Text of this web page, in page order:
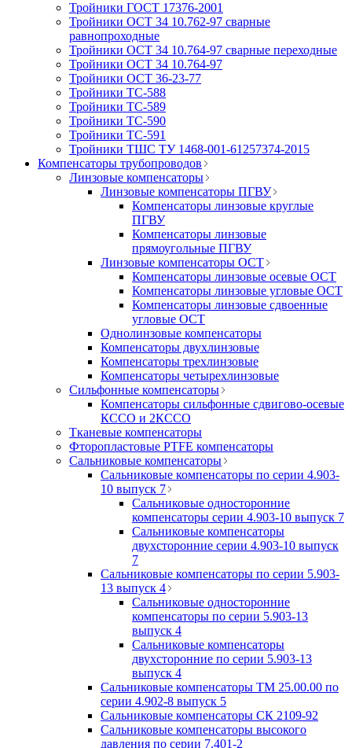
Тройники ГОСТ 17376-2001
Тройники ОСТ 34 10.762-97 сварные
равнопроходные
Тройники ОСТ 34 10.764-97 сварные переходные
Тройники ОСТ 34 10.764-97
Тройники ОСТ 36-23-77
Тройники ТС-588
Тройники ТС-589
Тройники ТС-590
Тройники ТС-591
Тройники ТШС ТУ 1468-001-61257374-2015
Компенсаторы трубопроводов
Линзовые компенсаторы
Линзовые компенсаторы ПГВУ
Компенсаторы линзовые круглые
ПГВУ
Компенсаторы линзовые
прямоугольные ПГВУ
Линзовые компенсаторы ОСТ
Компенсаторы линзовые осевые ОСТ
Компенсаторы линзовые угловые ОСТ
Компенсаторы линзовые сдвоенные
угловые ОСТ
Однолинзовые компенсаторы
Компенсаторы двухлинзовые
Компенсаторы трехлинзовые
Компенсаторы четырехлинзовые
Сильфонные компенсаторы
Компенсаторы сильфонные сдвигово-осевые
КССО и 2КССО
Тканевые компенсаторы
Фторопластовые PTFE компенсаторы
Сальниковые компенсаторы
Сальниковые компенсаторы по серии 4.903-
10 выпуск 7
Сальниковые односторонние
компенсаторы серии 4.903-10 выпуск 7
Сальниковые компенсаторы
двухсторонние серии 4.903-10 выпуск
7
Сальниковые компенсаторы по серии 5.903-
13 выпуск 4
Сальниковые односторонние
компенсаторы по серии 5.903-13
выпуск 4
Сальниковые компенсаторы
двухсторонние по серии 5.903-13
выпуск 4
Сальниковые компенсаторы ТМ 25.00.00 по
серии 4.902-8 выпуск 5
Сальниковые компенсаторы СК 2109-92
Сальниковые компенсаторы высокого
давления по серии 7.401-2